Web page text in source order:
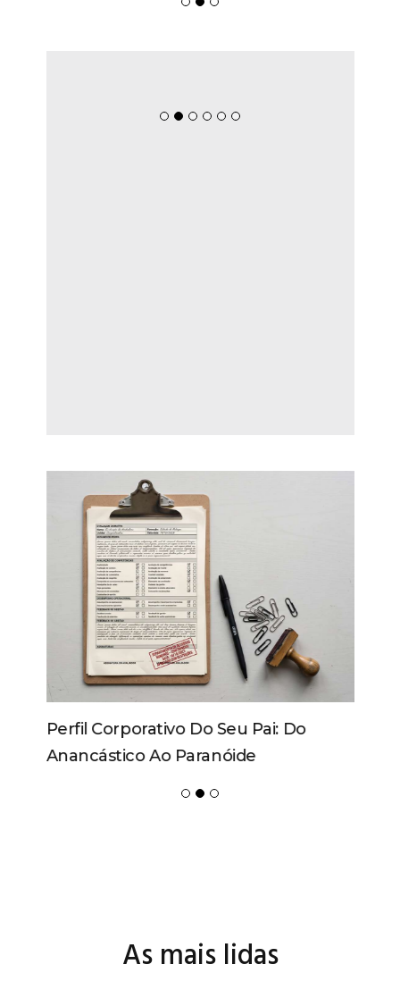
Perfil Corporativo Do Seu Pai: Do
Anancástico Ao Paranóide
As mais lidas